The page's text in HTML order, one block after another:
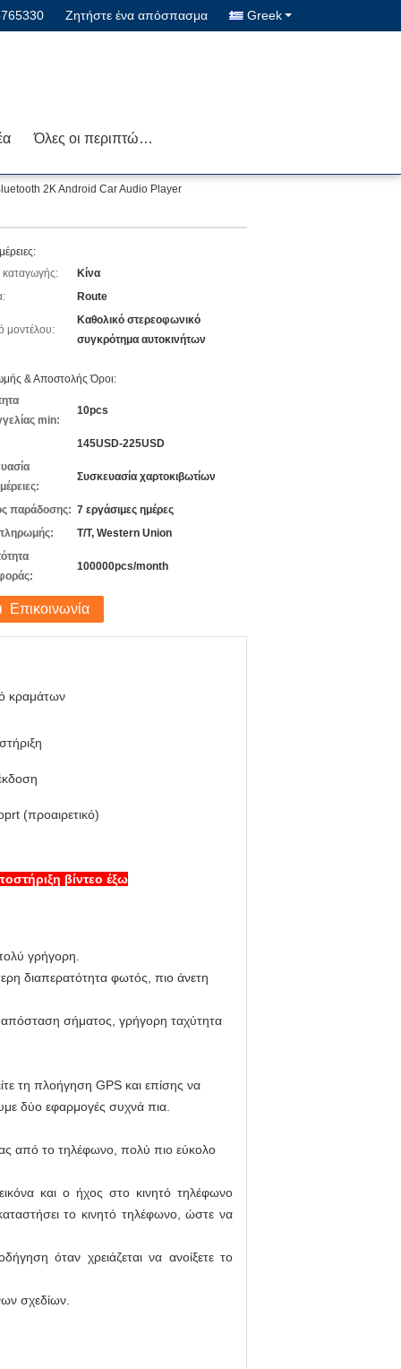
Ζητήστε ένα απόσπασμα Greek
Όλες οι περιπτώσεις
2K Android Car Audio Player
Κίνα
Route
μοντέλου:
Καθολικό στερεοφωνικό
συγκρότημα αυτοκινήτων
& Αποστολής Όροι:
min:
10pcs
145USD-225USD
Συσκευασία χαρτοκιβωτίων
παράδοσης: 7 εργάσιμες ημέρες
T/T, Western Union
100000pcs/month
Επικοινωνία
κραμάτων
(προαιρετικό)
βίντεο έξω
γρήγορη.
διαπερατότητα φωτός, πιο άνετη
σήματος, γρήγορη ταχύτητα
τη πλοήγηση GPS και επίσης να
δύο εφαρμογές συχνά πια.
από το τηλέφωνο, πολύ πιο εύκολο
και ο ήχος στο κινητό τηλέφωνο
το κινητό τηλέφωνο, ώστε να
όταν χρειάζεται να ανοίξετε το
σχεδίων.